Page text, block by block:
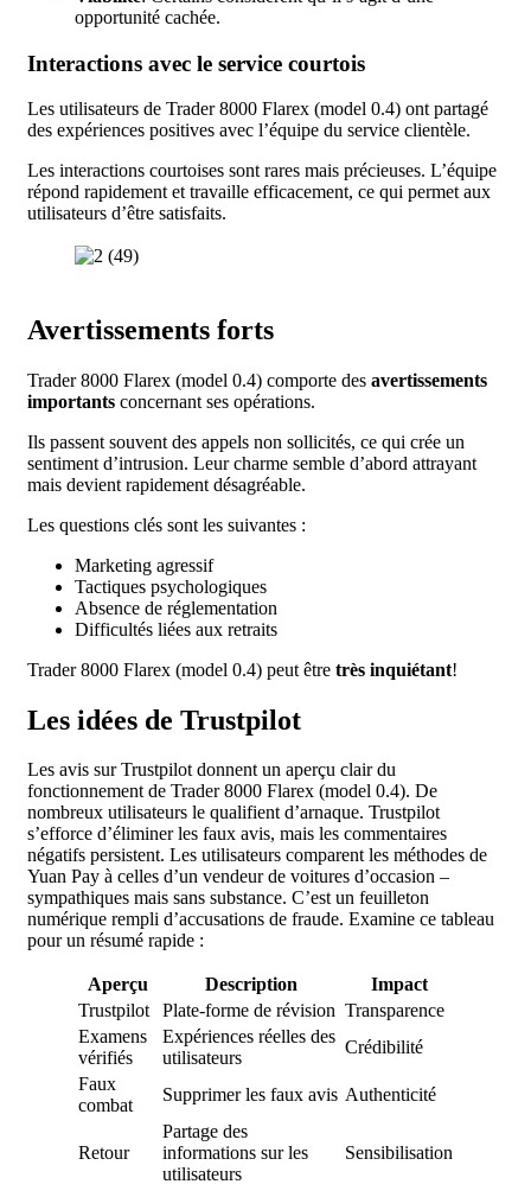
opportunité cachée.
Interactions avec le service courtois
Les utilisateurs de Trader 8000 Flarex (model 0.4) ont partagé
des expériences positives avec l’équipe du service clientèle.
Les interactions courtoises sont rares mais précieuses. L’équipe
répond rapidement et travaille efficacement, ce qui permet aux
utilisateurs d’être satisfaits.
Avertissements forts
Trader 8000 Flarex (model 0.4) comporte des avertissements
importants concernant ses opérations.
Ils passent souvent des appels non sollicités, ce qui crée un
sentiment d’intrusion. Leur charme semble d’abord attrayant
mais devient rapidement désagréable.
Les questions clés sont les suivantes :
Marketing agressif
Tactiques psychologiques
Absence de réglementation
Difficultés liées aux retraits
Trader 8000 Flarex (model 0.4) peut être très inquiétant!
Les idées de Trustpilot
Les avis sur Trustpilot donnent un aperçu clair du
fonctionnement de Trader 8000 Flarex (model 0.4). De
nombreux utilisateurs le qualifient d’arnaque. Trustpilot
s’efforce d’éliminer les faux avis, mais les commentaires
négatifs persistent. Les utilisateurs comparent les méthodes de
Yuan Pay à celles d’un vendeur de voitures d’occasion –
sympathiques mais sans substance. C’est un feuilleton
numérique rempli d’accusations de fraude. Examine ce tableau
pour un résumé rapide :
Aperçu Description
Impact
Trustpilot
Plate-forme de révision Transparence
Examens
vérifiés
Expériences réelles des
utilisateurs
Crédibilité
Faux
combat
Supprimer les faux avis Authenticité
Retour
Partage des
informations sur les
utilisateurs
Sensibilisation